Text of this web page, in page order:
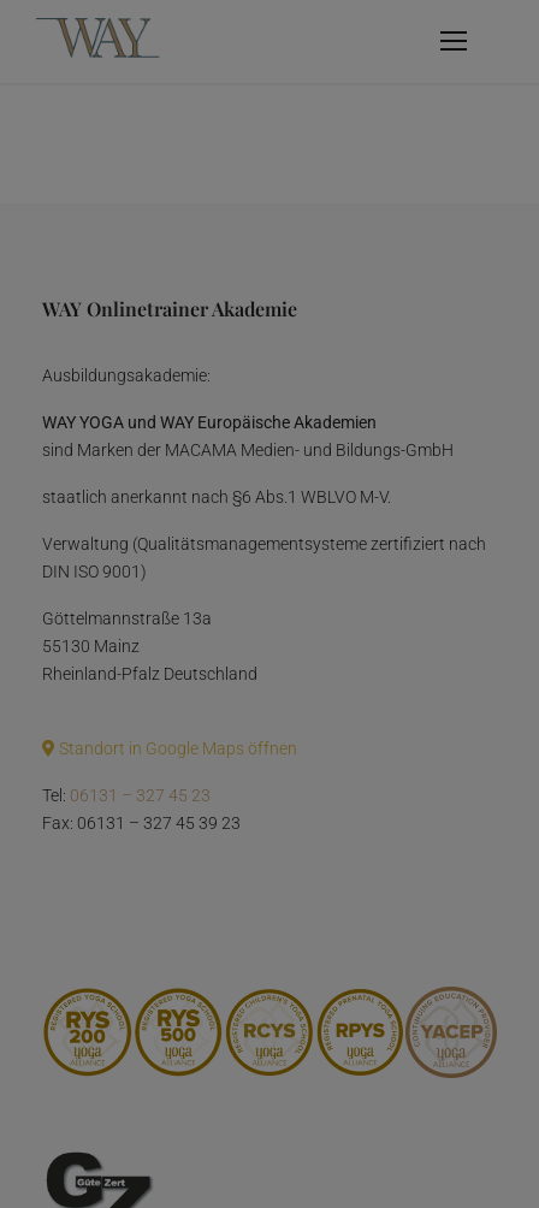
WAY Onlinetrainer Akademie
Ausbildungsakademie:
WAY YOGA und WAY Europäische Akademien
sind Marken der MACAMA Medien- und Bildungs-GmbH
staatlich anerkannt nach §6 Abs.1 WBLVO M-V.
Verwaltung (Qualitätsmanagementsysteme zertifiziert nach
DIN ISO 9001)
Göttelmannstraße 13a
55130 Mainz
Rheinland-Pfalz Deutschland
Standort in Google Maps öffnen
Tel: 06131 – 327 45 23
Fax: 06131 – 327 45 39 23